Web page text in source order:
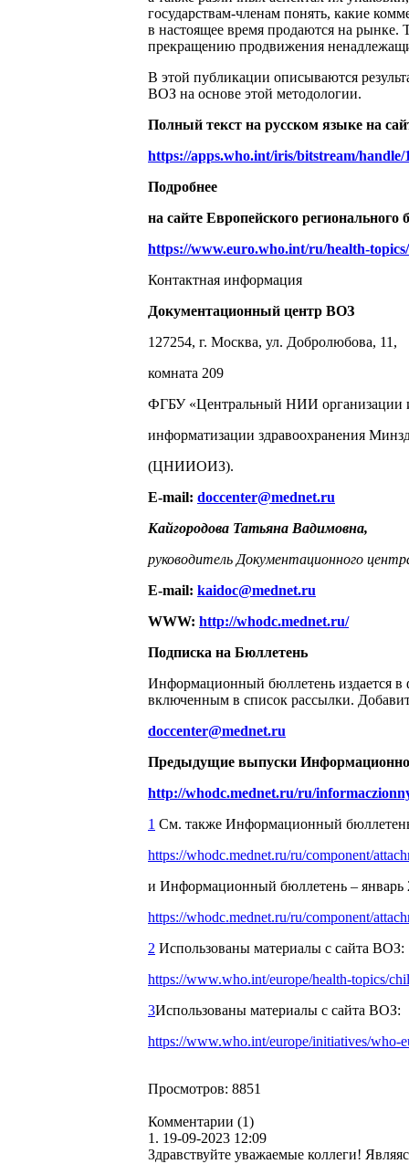
государствам-членам понять, какие
в настоящее время продаются на рынке.
прекращению продвижения
В этой публикации описываются
ВОЗ на основе этой методологии.
Полный текст на русском языке на
https://apps.who.int/iris/bitstream/handle/
Подробнее
на сайте Европейского
https://www.euro.who.int/ru/health-
Контактная информация
Документационный центр ВОЗ
127254, г. Москва, ул. Добролюбова, 11,
комната 209
ФГБУ «Центральный НИИ организации
информатизации здравоохранения
(ЦНИИОИЗ).
E-mail: doccenter@mednet.ru
Кайгородова Татьяна Вадимовна,
руководитель Документационного
E-mail: kaidoc@mednet.ru
WWW: http://whodc.mednet.ru/
Подписка на Бюллетень
Информационный бюллетень издается в
включенным в список рассылки.
doccenter@mednet.ru
Предыдущие выпуски
http://whodc.mednet.ru/ru/
1 См. также Информационный бюллетень
https://whodc.mednet.ru/ru/component/
и Информационный бюллетень – январь
https://whodc.mednet.ru/ru/component/
2 Использованы материалы с сайта ВОЗ:
https://www.who.int/europe/health-topics/
3Использованы материалы с сайта ВОЗ:
https://www.who.int/europe/initiatives/who-
Просмотров: 8851
Комментарии (1)
1. 19-09-2023 12:09
Здравствуйте уважаемые коллеги!